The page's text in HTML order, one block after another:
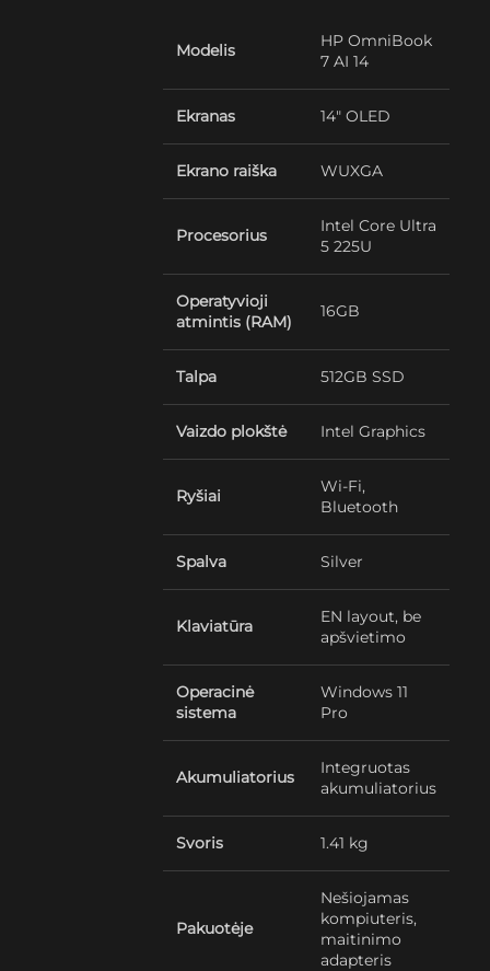
Modelis
HP OmniBook
7 AI 14
Ekranas 14″ OLED
Ekrano raiška WUXGA
Procesorius
Intel Core Ultra
5 225U
Operatyvioji
atmintis (RAM)
16GB
Talpa 512GB SSD
Vaizdo plokštė Intel Graphics
Ryšiai
Wi-Fi,
Bluetooth
Spalva Silver
Klaviatūra
EN layout, be
apšvietimo
Operacinė
sistema
Windows 11
Pro
Akumuliatorius
Integruotas
akumuliatorius
Svoris 1.41 kg
Pakuotėje
Nešiojamas
kompiuteris,
maitinimo
adapteris